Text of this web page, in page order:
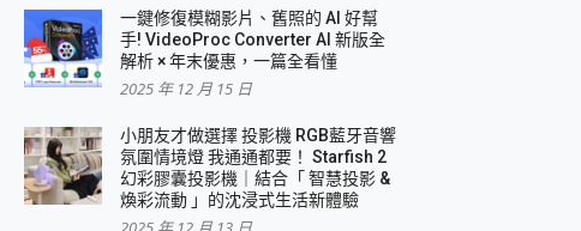
一鍵修復模糊影片、舊照的 AI 好幫
手! VideoProc Converter AI 新版全
解析 × 年末優惠，一篇全看懂
2025 年 12 月 15 日
小朋友才做選擇 投影機 RGB藍牙音響
氛圍情境燈 我通通都要！ Starfish 2
幻彩膠囊投影機｜結合「 智慧投影 &
煥彩流動 」的沈浸式生活新體驗